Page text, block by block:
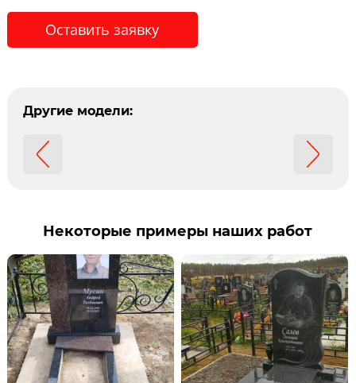
Оставить заявку
Другие модели:
Некоторые примеры наших работ